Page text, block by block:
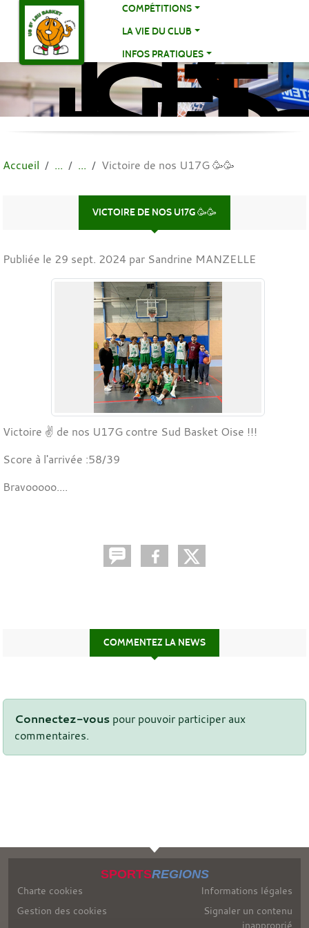
COMPÉTITIONS
LA VIE DU CLUB
INFOS PRATIQUES
US
ST
Accueil Victoire de nos U17G 🥳🥳
VICTOIRE DE NOS U17G 🥳🥳
Publiée le 29 sept. 2024 par Sandrine MANZELLE
Victoire ✌️ de nos U17G contre Sud Basket Oise !!!
Score à l'arrivée :58/39
Bravooooo....
COMMENTEZ LA NEWS
Connectez-vous pour pouvoir participer aux
commentaires.
SPORTSREGIONS
Charte cookies
Gestion des cookies
Informations légales
Signaler un contenu
inapproprié
Panneau de gestion des cookies